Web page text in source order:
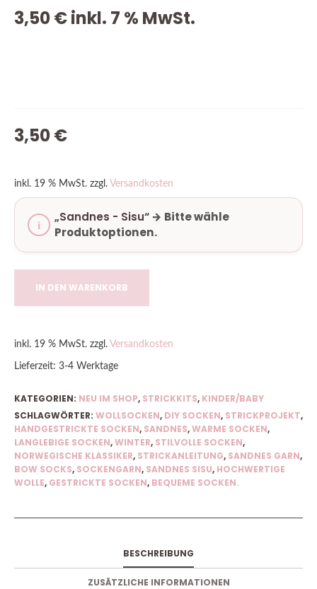
3,50€inkl. 7 % MwSt.
3,50€
inkl. 19 % MwSt. zzgl. Versandkosten
„Sandnes - Sisu“ → Bitte wähle
Produktoptionen.
IN DEN WARENKORB
inkl. 19 % MwSt. zzgl. Versandkosten
Lieferzeit: 3-4 Werktage
KATEGORIEN: NEU IM SHOP, STRICKKITS, KINDER/BABY
SCHLAGWÖRTER: WOLLSOCKEN, DIY SOCKEN, STRICKPROJEKT,
HANDGESTRICKTE SOCKEN, SANDNES,WARME SOCKEN,
LANGLEBIGE SOCKEN,WINTER, STILVOLLE SOCKEN,
NORWEGISCHE KLASSIKER, STRICKANLEITUNG, SANDNES GARN,
BOW SOCKS, SOCKENGARN, SANDNES SISU, HOCHWERTIGE
WOLLE, GESTRICKTE SOCKEN, BEQUEME SOCKEN.
BESCHREIBUNG
ZUSÄTZLICHE INFORMATIONEN